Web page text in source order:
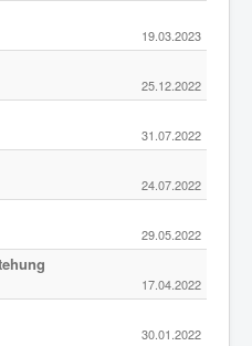
19.03.2023
25.12.2022
31.07.2022
24.07.2022
29.05.2022
17.04.2022
30.01.2022